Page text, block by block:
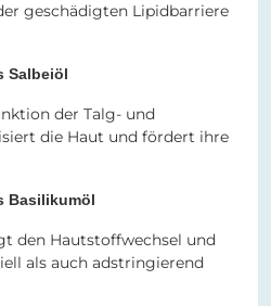
geschädigten Lipidbarriere
Salbeiöl
der Talg- und
die Haut und fördert ihre
Basilikumöl
den Hautstoffwechsel und
als auch adstringierend